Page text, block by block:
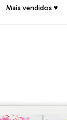
Mais vendidos ♥